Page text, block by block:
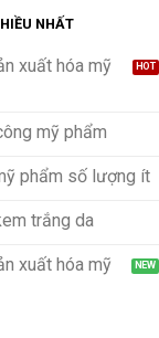
NHẤT
xuất hóa mỹ
mỹ phẩm
phẩm số lượng ít
trắng da
xuất hóa mỹ